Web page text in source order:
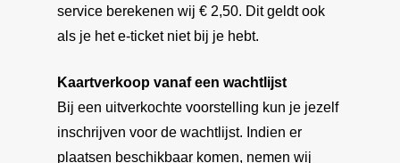
service berekenen wij € 2,50. Dit geldt ook
als je het e-ticket niet bij je hebt.
Kaartverkoop vanaf een wachtlijst
Bij een uitverkochte voorstelling kun je jezelf
inschrijven voor de wachtlijst. Indien er
plaatsen beschikbaar komen, nemen wij